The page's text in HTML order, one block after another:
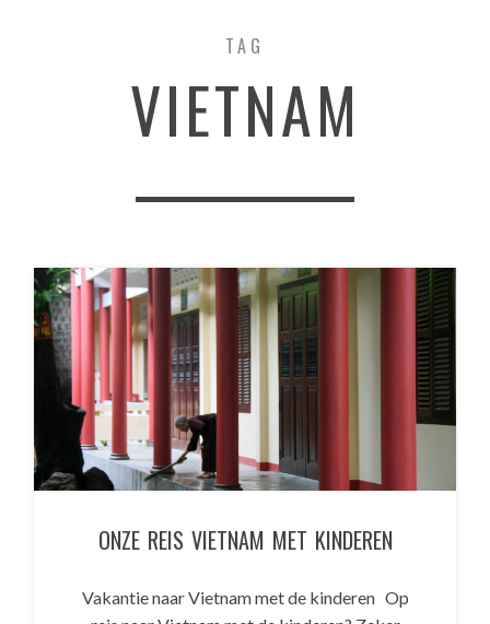
TAG
VIETNAM
ONZE REIS VIETNAM MET KINDEREN
Vakantie naar Vietnam met de kinderen Op